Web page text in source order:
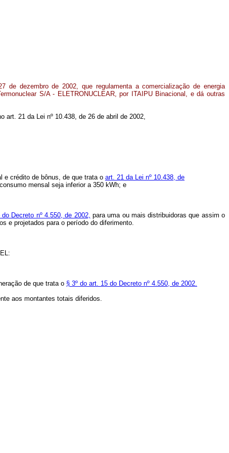
de dezembro de 2002, que regulamenta a comercialização de energia
S/A - ELETRONUCLEAR, por ITAIPU Binacional, e dá outras
21 da Lei nº 10.438, de 26 de abril de 2002,
e crédito de bônus, de que trata o art. 21 da Lei nº 10.438, de
mensal seja inferior a 350 kWh; e
Decreto nº 4.550, de 2002, para uma ou mais distribuidoras que assim o
e projetados para o período do diferimento.
de que trata o § 3º do art. 15 do Decreto nº 4.550, de 2002.
aos montantes totais diferidos.